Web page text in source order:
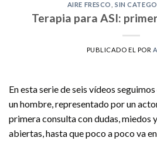
AIRE FRESCO ,SIN
Terapia para ASI:
PUBLICADO EL POR
En esta serie de seis vídeos
un hombre, representado por un
primera consulta con dudas, miedos
abiertas, hasta que poco a poco va